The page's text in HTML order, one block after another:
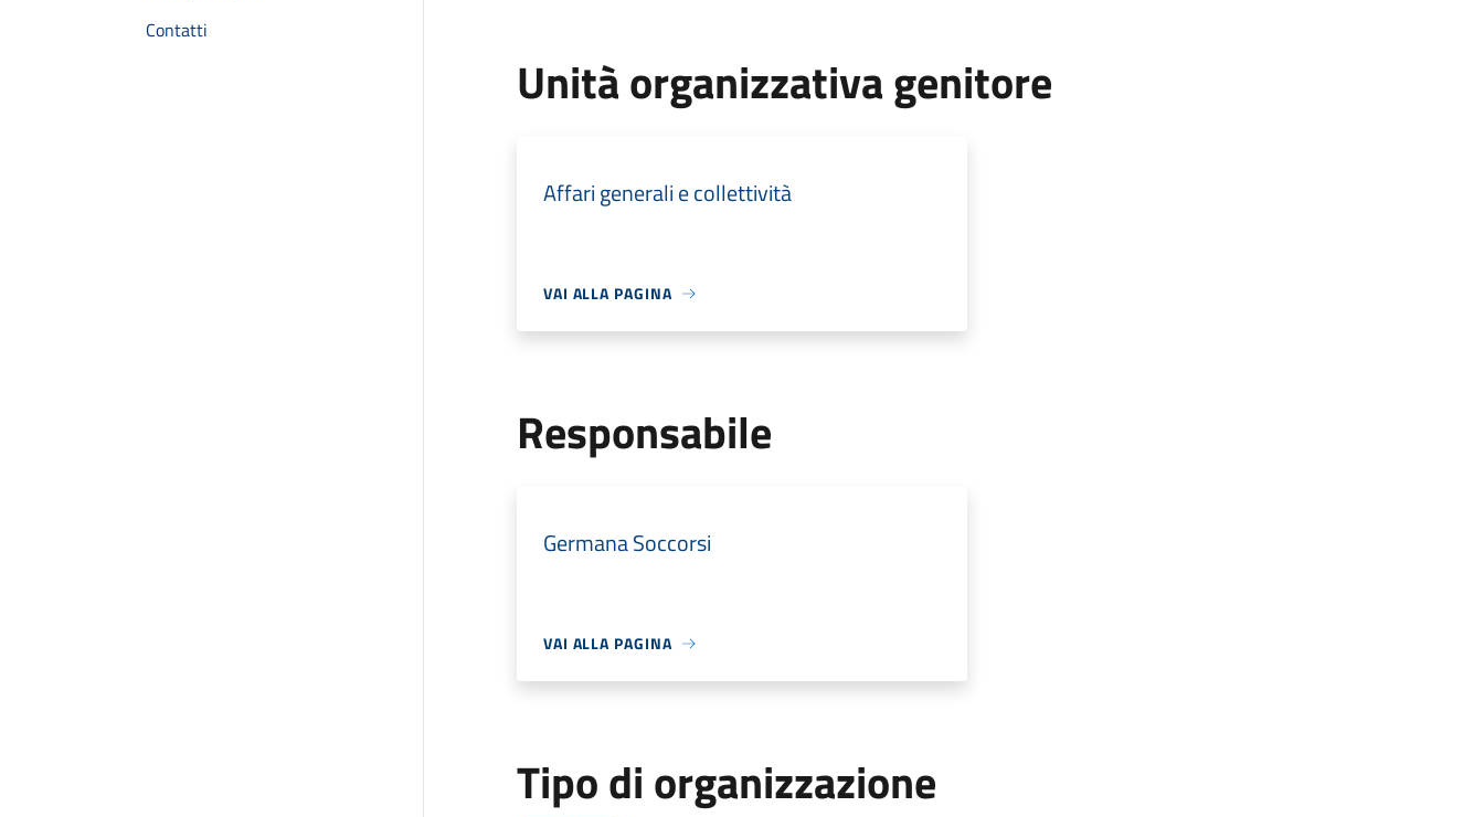
Contatti
Unità organizzativa genitore
Affari generali e collettività
VAI ALLA PAGINA
Responsabile
Germana Soccorsi
VAI ALLA PAGINA
Tipo di organizzazione